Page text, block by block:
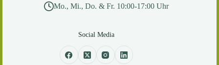
Mo., Mi., Do. & Fr. 10:00-17:00 Uhr
Social Media